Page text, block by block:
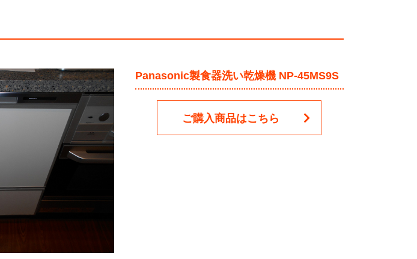
Panasonic製食器洗い乾燥機 NP-45MS9S
ご購入商品はこちら